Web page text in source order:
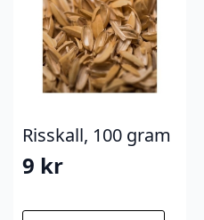
Risskall, 100 gram
9 kr